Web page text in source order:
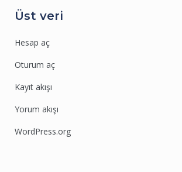
Üst veri
Hesap aç
Oturum aç
Kayıt akışı
Yorum akışı
WordPress.org